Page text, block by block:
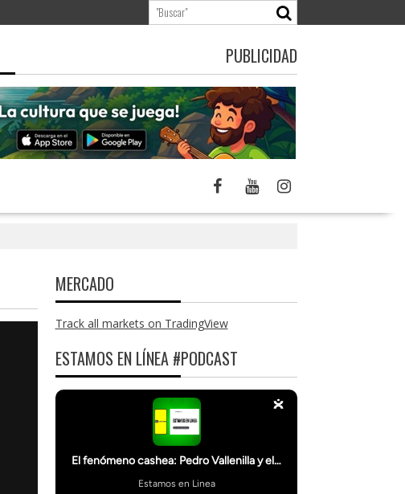
PUBLICIDAD
MERCADO
Track all markets on TradingView
ESTAMOS EN LÍNEA #PODCAST